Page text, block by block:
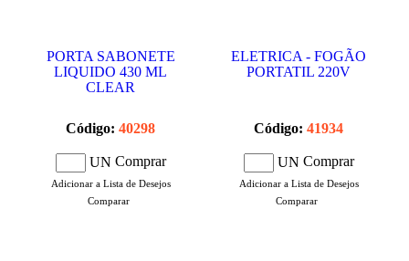
PORTA SABONETE
LIQUIDO 430 ML
CLEAR
Código: 40298
UN Comprar
Adicionar a Lista de Desejos
Comparar
ELETRICA - FOGÃO
PORTATIL 220V
Código: 41934
UN Comprar
Adicionar a Lista de Desejos
Comparar